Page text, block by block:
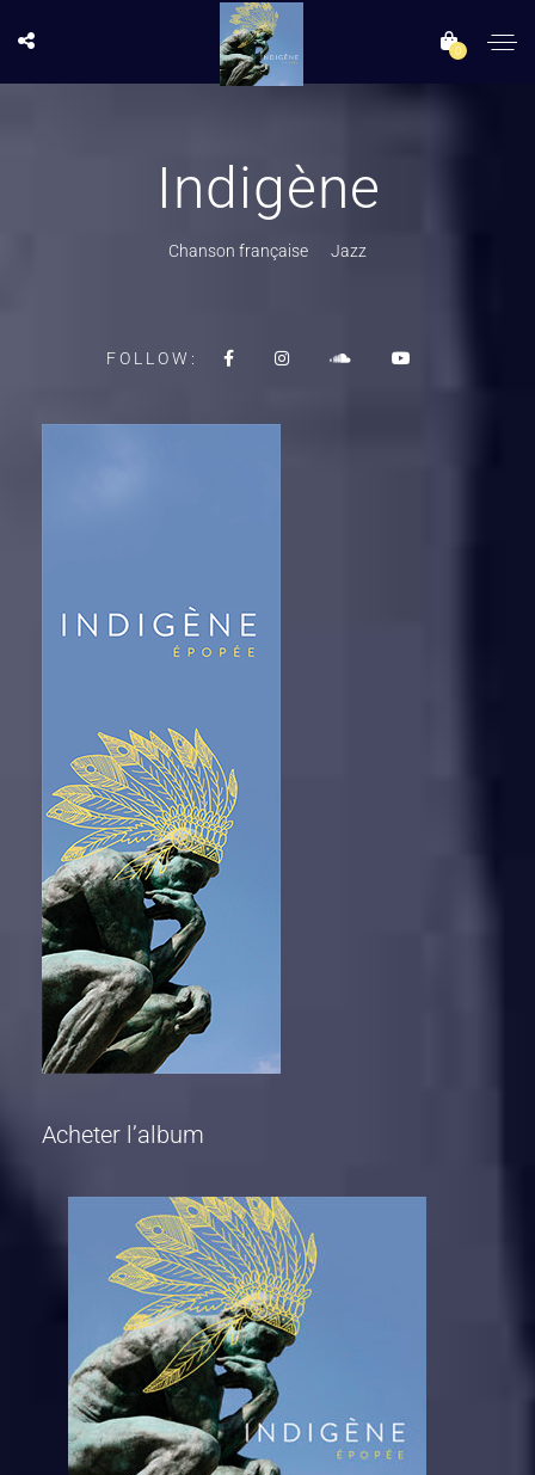
0
Indigène
Chanson française Jazz
FOLLOW:
Acheter l’album